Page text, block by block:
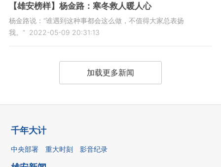
【雄安榜样】杨金路：寒冬救人暖人心
杨金路说：“谁遇到这种事都会这么做，不值得大家总表扬
我。” 2022-05-09 20:31:13
加载更多新闻
千年大计
中央部署 重大时刻 影音纪录